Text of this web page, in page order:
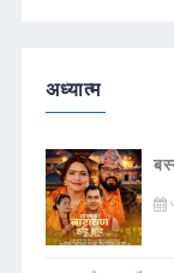
अध्यात्म